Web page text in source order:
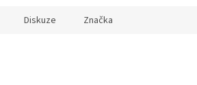
Diskuze Značka